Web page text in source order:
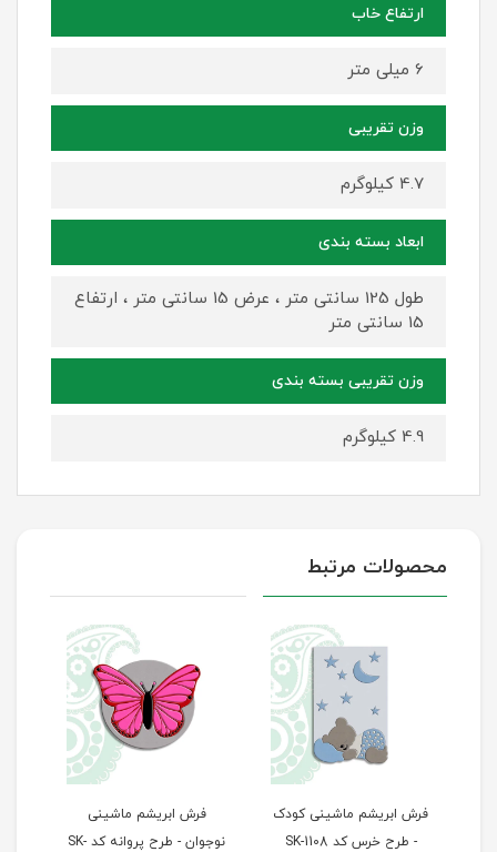
ارتفاع خاب
6 میلی متر
وزن تقریبی
4.7 کیلوگرم
ابعاد بسته بندی
طول 125 سانتی متر ، عرض 15 سانتی متر ، ارتفاع
15 سانتی متر
وزن تقریبی بسته بندی
4.9 کیلوگرم
محصولات مرتبط
ماشینی کودک
فرش ابریشم ماشینی
نوجوان - طرح پروانه کد SK-
فرش ابریشم ماشینی